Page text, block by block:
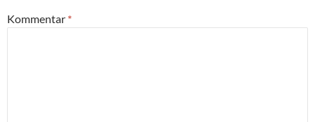
Kommentar *